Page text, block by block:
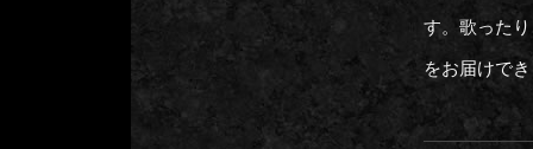
す。歌った
をお届けで